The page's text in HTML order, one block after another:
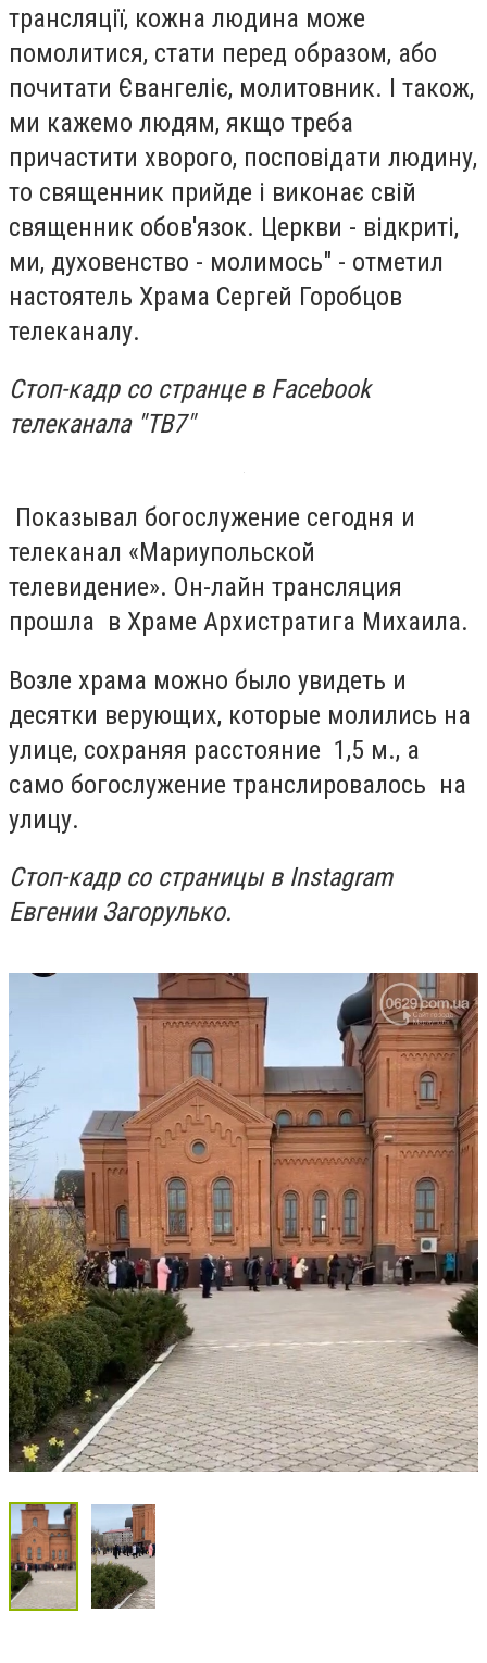
трансляції, кожна людина може
помолитися, стати перед образом, або
почитати Євангеліє, молитовник. І також,
ми кажемо людям, якщо треба
причастити хворого, посповідати людину,
то священник прийде і виконає свій
священник обов'язок. Церкви - відкриті,
ми, духовенство - молимось" - отметил
настоятель Храма Сергей Горобцов
телеканалу.
Стоп-кадр со странце в Facebook
телеканала "ТВ7"
Показывал богослужение сегодня и
телеканал «Мариупольской
телевидение». Он-лайн трансляция
прошла в Храме Архистратига Михаила.
Возле храма можно было увидеть и
десятки верующих, которые молились на
улице, сохраняя расстояние 1,5 м., а
само богослужение транслировалось на
улицу.
Стоп-кадр со страницы в Instagram
Евгении Загорулько.